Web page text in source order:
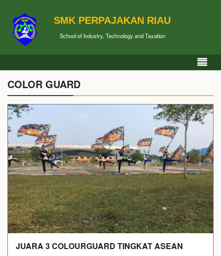
SMK PERPAJAKAN RIAU
School of Industry, Technology and Taxation
COLOR GUARD
JUARA 3 COLOURGUARD TINGKAT ASEAN